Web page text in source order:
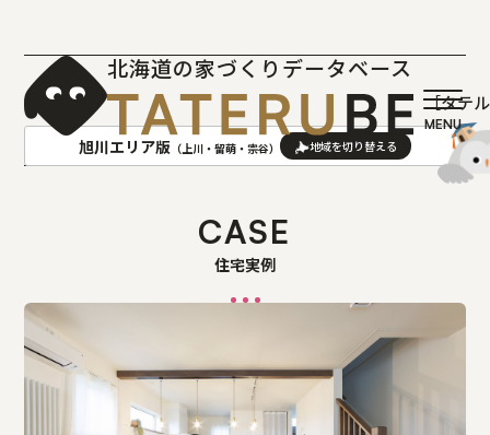
北海道の家づくりデータベース
［タテ
旭川エリア版 （上川・留萌・宗谷）
札幌(石狩･空知･後志)版
旭川(上川･留萌･宗谷)版
函館(渡島･檜山)版
帯広(十勝)版
室蘭(胆振･日高)版
釧路(釧路･根室)版
北見(オホーツク)版
CASE
住宅実例